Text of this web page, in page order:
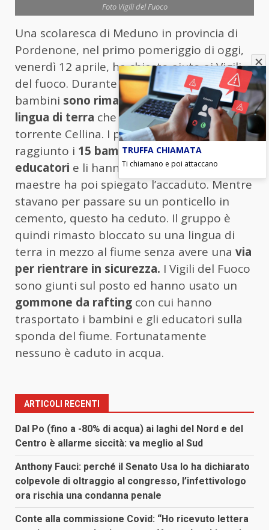
Foto Vigili del Fuoco
Una scolaresca di Meduno in provincia di
Pordenone, nel primo pomeriggio di oggi,
venerdì 12 aprile, ha chiesto aiuto ai Vigili
del fuoco. Durante una gita scolastica, i
bambini sono rimasti bloccati su una
lingua di terra che si trova in mezzo al
torrente Cellina. I pompieri hanno
raggiunto i 15 bambini tra i 6 e i 7 anni e i 4
educatori e li hanno soccorsi. Una delle
maestre ha poi spiegato l’accaduto. Mentre
stavano per passare su un ponticello in
cemento, questo ha ceduto. Il gruppo è
quindi rimasto bloccato su una lingua di
terra in mezzo al fiume senza avere una via
per rientrare in sicurezza. I Vigili del Fuoco
sono giunti sul posto ed hanno usato un
gommone da rafting con cui hanno
trasportato i bambini e gli educatori sulla
sponda del fiume. Fortunatamente
nessuno è caduto in acqua.
ARTICOLI RECENTI
Dal Po (fino a -80% di acqua) ai laghi del Nord e del
Centro è allarme siccità: va meglio al Sud
Anthony Fauci: perché il Senato Usa lo ha dichiarato
colpevole di oltraggio al congresso, l’infettivologo
ora rischia una condanna penale
Conte alla commissione Covid: “Ho ricevuto lettera
TRUFFA CHIAMATA
Ti chiamano e poi attaccano